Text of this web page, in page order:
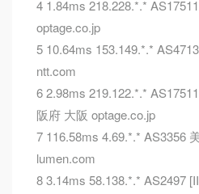
4 1.84ms 218.228.*.*
optage.co.jp
5 10.64ms 153.149.*.*
ntt.com
6 2.98ms 219.122.*.*
阪府 大阪 optage.co.jp
7 116.58ms 4.69.*.* AS3356
lumen.com
8 3.14ms 58.138.*.* AS2497